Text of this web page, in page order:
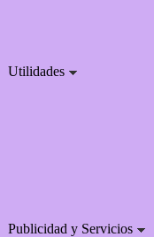
Utilidades
Publicidad y Servicios